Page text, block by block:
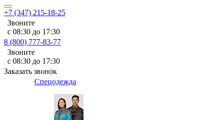
+7 (347) 215-18-25
Звоните
с 08:30 до 17:30
8 (800) 777-83-77
Звоните
с 08:30 до 17:30
Заказать звонок
Спецодежда